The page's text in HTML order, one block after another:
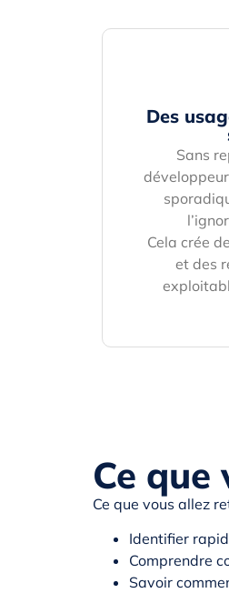
Des
Sans
Cela crée
et des
Ce
Ce que vous allez
Identifier
Comprendre
Savoir